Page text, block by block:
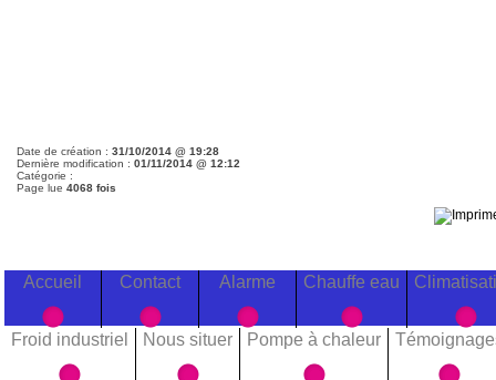
Date de création : 31/10/2014 @ 19:28
Dernière modification : 01/11/2014 @ 12:12
Catégorie :
Page lue 4068 fois
Accueil Contact Alarme Chauffe eau
Froid industriel Nous situer Pompe à chaleur